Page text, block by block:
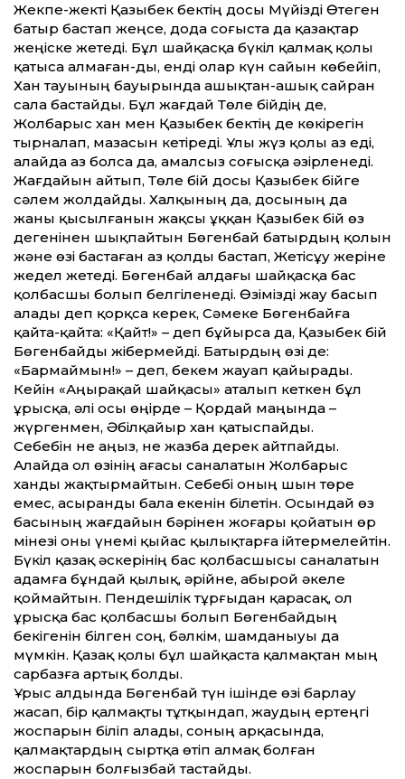
Жекпе-жекті Қазыбек бектің досы Мүйізді Өтеген
батыр бастап жеңсе, дода соғыста да қазақтар
жеңіске жетеді. Бұл шайқасқа бүкіл қалмақ қолы
қатыса алмаған-ды, енді олар күн сайын көбейіп,
Хан тауының бауырында ашықтан-ашық сайран
сала бастайды. Бұл жағдай Төле бійдің де,
Жолбарыс хан мен Қазыбек бектің де көкірегін
тырналап, мазасын кетіреді. Ұлы жүз қолы аз еді,
алайда аз болса да, амалсыз соғысқа әзірленеді.
Жағдайын айтып, Төле бій досы Қазыбек бійге
сәлем жолдайды. Халқының да, досының да
жаны қысылғанын жақсы ұққан Қазыбек бій өз
дегенінен шықпайтын Бөгенбай батырдың қолын
және өзі бастаған аз қолды бастап, Жетісұу жеріне
жедел жетеді. Бөгенбай алдағы шайқасқа бас
қолбасшы болып белгіленеді. Өзімізді жау басып
алады деп қорқса керек, Сәмеке Бөгенбайға
қайта-қайта: «Қайт!» – деп бұйырса да, Қазыбек бій
Бөгенбайды жібермейді. Батырдың өзі де:
«Бармаймын!» – деп, бекем жауап қайырады.
Кейін «Аңырақай шайқасы» аталып кеткен бұл
ұрысқа, әлі осы өңірде – Қордай маңында –
жүргенмен, Әбілқайыр хан қатыспайды.
Себебін не аңыз, не жазба дерек айтпайды.
Алайда ол өзінің ағасы саналатын Жолбарыс
ханды жақтырмайтын. Себебі оның шын төре
емес, асыранды бала екенін білетін. Осындай өз
басының жағдайын бәрінен жоғары қойатын өр
мінезі оны үнемі қыйас қылықтарға ійтермелейтін.
Бүкіл қазақ әскерінің бас қолбасшысы саналатын
адамға бұндай қылық, әрійне, абырой әкеле
қоймайтын. Пендешілік тұрғыдан қарасақ, ол
ұрысқа бас қолбасшы болып Бөгенбайдың
бекігенін білген соң, бәлкім, шамданыуы да
мүмкін. Қазақ қолы бұл шайқаста қалмақтан мың
сарбазға артық болды.
Ұрыс алдында Бөгенбай түн ішінде өзі барлау
жасап, бір қалмақты тұтқындап, жаудың ертеңгі
жоспарын біліп алады, соның арқасында,
қалмақтардың сыртқа өтіп алмақ болған
жоспарын болғызбай тастайды.